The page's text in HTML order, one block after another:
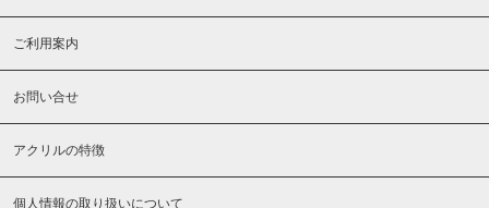
ご利用案内
お問い合せ
アクリルの特徴
個人情報の取り扱いについて